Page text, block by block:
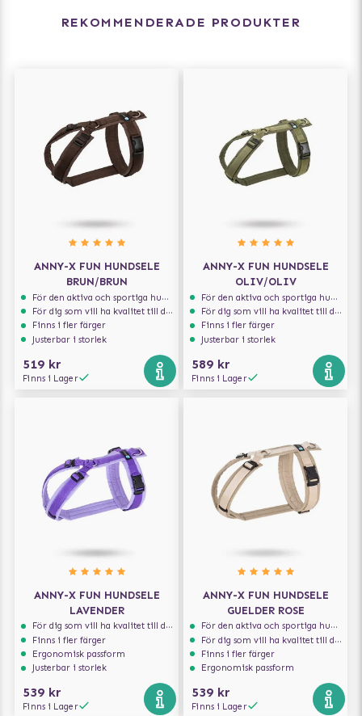
REKOMMENDERADE PRODUKTER
ANNY-X FUN HUNDSELE
BRUN/BRUN
För den aktiva och sportiga hunden
För dig som vill ha kvalitet till din hund!
Finns i fler färger
Justerbar i storlek
519 kr
Finns i Lager
ANNY-X FUN HUNDSELE
OLIV/OLIV
För den aktiva och sportiga hunden
För dig som vill ha kvalitet till din hund!
Finns i fler färger
Justerbar i storlek
589 kr
Finns i Lager
ANNY-X FUN HUNDSELE
LAVENDER
För dig som vill ha kvalitet till din hund!
Finns i fler färger
Ergonomisk passform
Justerbar i storlek
539 kr
Finns i Lager
ANNY-X FUN HUNDSELE
GUELDER ROSE
För den aktiva och sportiga hunden
För dig som vill ha kvalitet till din hund!
Finns i fler färger
Ergonomisk passform
539 kr
Finns i Lager